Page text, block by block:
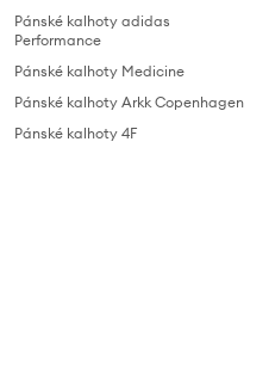
Pánské kalhoty adidas
Performance
Pánské kalhoty Medicine
Pánské kalhoty Arkk Copenhagen
Pánské kalhoty 4F